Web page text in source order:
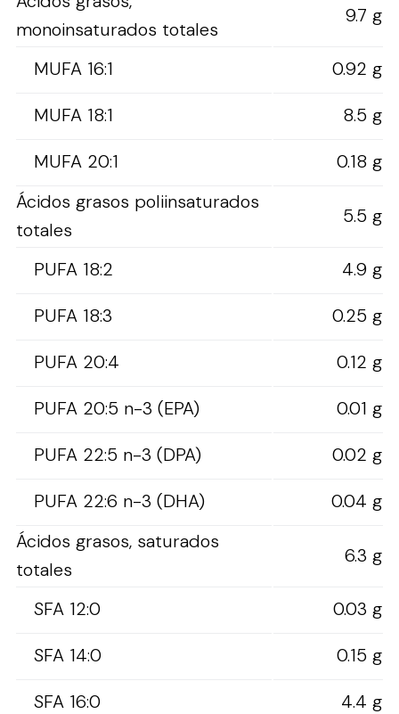
monoinsaturados totales
9.7 g
MUFA 16:1
0.92 g
MUFA 18:1
8.5 g
MUFA 20:1
0.18 g
Ácidos grasos poliinsaturados
totales
5.5 g
PUFA 18:2
4.9 g
PUFA 18:3
0.25 g
PUFA 20:4
0.12 g
PUFA 20:5 n-3 (EPA)
0.01 g
PUFA 22:5 n-3 (DPA)
0.02 g
PUFA 22:6 n-3 (DHA)
0.04 g
Ácidos grasos, saturados
totales
6.3 g
SFA 12:0
0.03 g
SFA 14:0
0.15 g
SFA 16:0
4.4 g